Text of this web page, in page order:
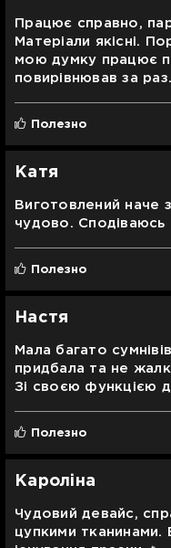
Працює справно,
Матеріали якісні.
мою думку працює
повирівнював за раз.
Полезно
Катя
Виготовлений наче
чудово. Сподіваюсь
Полезно
Настя
Мала багато
придбала та не
Зі своєю функцією
Полезно
Кароліна
Чудовий девайс,
цупкими тканинами.